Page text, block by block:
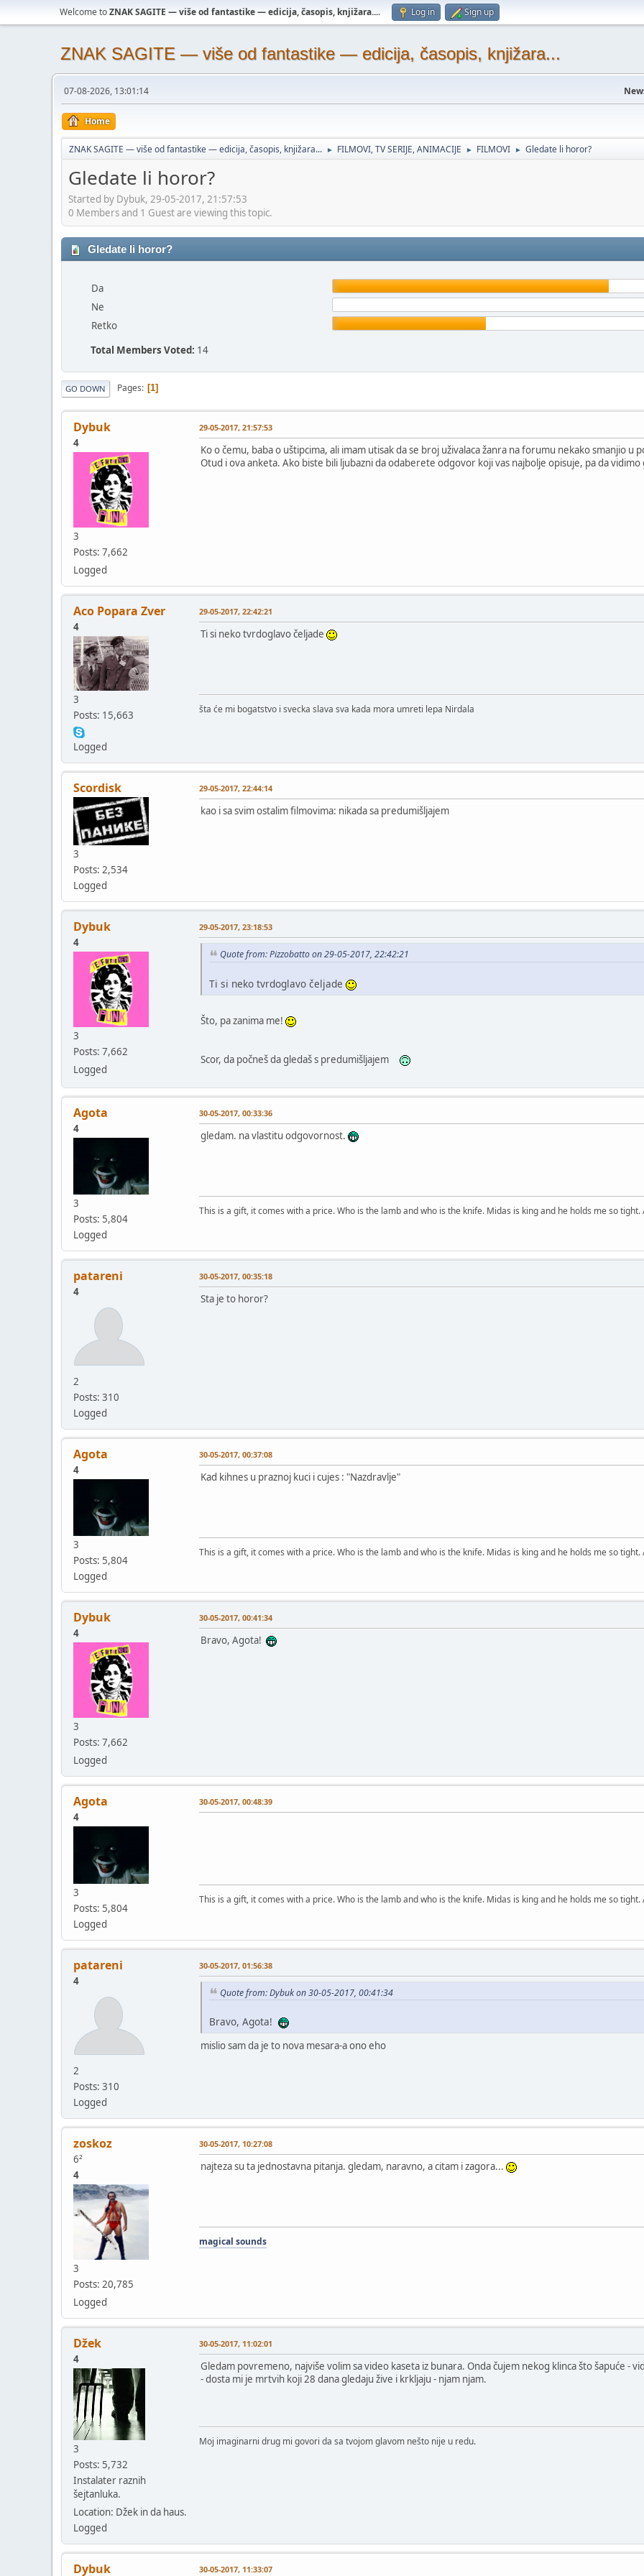
Welcome toZNAK SAGITE — više od fantastike — edicija, časopis, knjižara.... Log in Sign up
ZNAK SAGITE — više od fantastike — edicija, časopis, knjižara...
07-08-2026, 13:01:14
Home
ZNAK SAGITE — više od fantastike — edicija, časopis, knjižara... ► FILMOVI, TV SERIJE, ANIMACIJE ► FILMOVI ► Gledate li horor?
Gledate li horor?
Started by Dybuk, 29-05-2017, 21:57:53
0 Members and 1 Guest are viewing this topic.
Gledate li horor?
Da
Ne
Retko
Total Members Voted: 14
GO DOWN Pages 1
Dybuk
4
3
Posts: 7,662
Logged
29-05-2017, 21:57:53
Ko o čemu, baba o uštipcima, ali imam utisak da se broj uživalaca žanra na forumu nekako smanjio u
Otud i ova anketa. Ako biste bili ljubazni da odaberete odgovor koji vas najbolje opisuje, pa da vidimo
Aco Popara Zver
4
3
Posts: 15,663
Logged
29-05-2017, 22:42:21
Ti si neko tvrdoglavo čeljade
šta će mi bogatstvo i svecka slava sva kada mora umreti lepa Nirdala
Scordisk
3
Posts: 2,534
Logged
29-05-2017, 22:44:14
kao i sa svim ostalim filmovima: nikada sa predumišljajem
Dybuk
4
3
Posts: 7,662
Logged
29-05-2017, 23:18:53
Quote from: Pizzobatto on 29-05-2017, 22:42:21
Ti si neko tvrdoglavo čeljade
Što, pa zanima me!
Scor, da počneš da gledaš s predumišljajem
Agota
4
3
Posts: 5,804
Logged
30-05-2017, 00:33:36
gledam. na vlastitu odgovornost.
This is a gift, it comes with a price. Who is the lamb and who is the knife. Midas is king and he holds me so
patareni
4
2
Posts: 310
Logged
30-05-2017, 00:35:18
Sta je to horor?
Agota
4
3
Posts: 5,804
Logged
30-05-2017, 00:37:08
Kad kihnes u praznoj kuci i cujes : "Nazdravlje"
This is a gift, it comes with a price. Who is the lamb and who is the knife. Midas is king and he holds me so
Dybuk
4
3
Posts: 7,662
Logged
30-05-2017, 00:41:34
Bravo, Agota!
Agota
4
3
Posts: 5,804
Logged
30-05-2017, 00:48:39
This is a gift, it comes with a price. Who is the lamb and who is the knife. Midas is king and he holds me so
patareni
4
2
Posts: 310
Logged
30-05-2017, 01:56:38
Quote from: Dybuk on 30-05-2017, 00:41:34
Bravo, Agota!
mislio sam da je to nova mesara-a ono eho
zoskoz
6²
4
3
Posts: 20,785
Logged
30-05-2017, 10:27:08
najteza su ta jednostavna pitanja. gledam, naravno, a citam i zagora...
magical sounds
Džek
4
3
Posts: 5,732
Instalater raznih
šejtanluka.
Location: Džek in da haus.
Logged
30-05-2017, 11:02:01
Gledam povremeno, najviše volim sa video kaseta iz bunara. Onda čujem nekog klinca što šapuće -
- dosta mi je mrtvih koji 28 dana gledaju žive i krkljaju - njam njam.
Moj imaginarni drug mi govori da sa tvojom glavom nešto nije u redu.
Dybuk 30-05-2017, 11:33:07